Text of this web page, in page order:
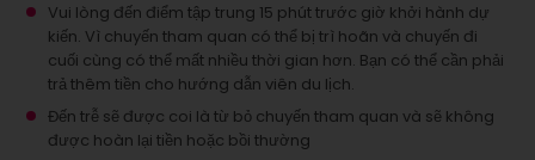
Vui lòng đến điểm tập trung 15 phút trước giờ khởi hành dự
kiến. Vì chuyến tham quan có thể bị trì hoãn và chuyến đi
cuối cùng có thể mất nhiều thời gian hơn. Bạn có thể cần phải
trả thêm tiền cho hướng dẫn viên du lịch.
Đến trễ sẽ được coi là từ bỏ chuyến tham quan và sẽ không
được hoàn lại tiền hoặc bồi thường